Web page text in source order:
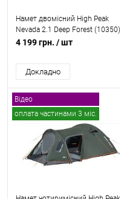
Намет двомісний High Peak
Nevada 2.1 Deep Forest (10350)
4 199 грн. / шт
Докладно
Відео
оплата частинами 3 міс.
безкоштовна доставка